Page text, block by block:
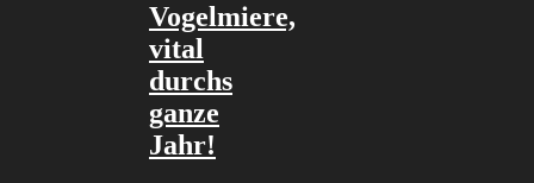
Vogelmiere,
vital
durchs
ganze
Jahr!